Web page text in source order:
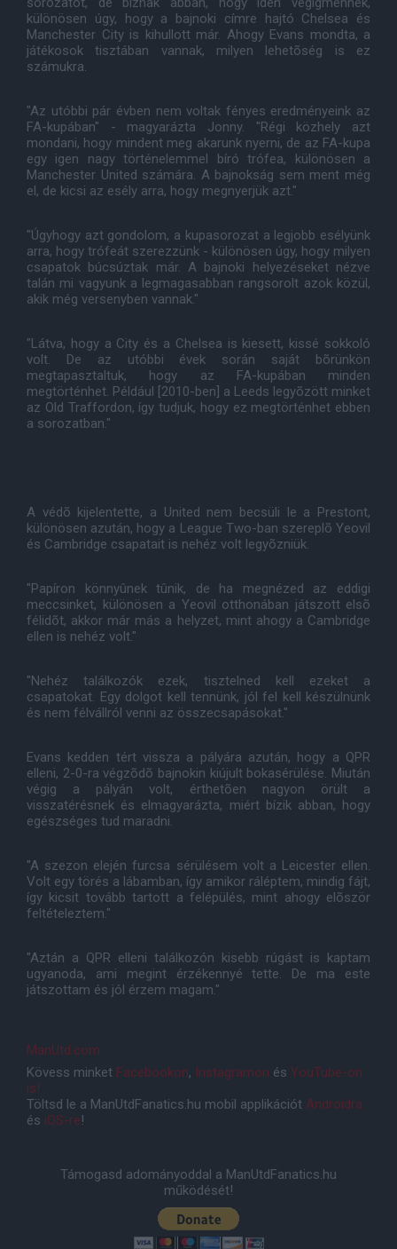
különösen úgy, hogy a bajnoki címre hajtó Chelsea és
Manchester City is kihullott már. Ahogy Evans mondta, a
játékosok tisztában vannak, milyen lehetõség is ez
számukra.
"Az utóbbi pár évben nem voltak fényes eredményeink az
FA-kupában" - magyarázta Jonny. "Régi közhely azt
mondani, hogy mindent meg akarunk nyerni, de az FA-kupa
egy igen nagy történelemmel bíró trófea, különösen a
Manchester United számára. A bajnokság sem ment még
el, de kicsi az esély arra, hogy megnyerjük azt."
"Úgyhogy azt gondolom, a kupasorozat a legjobb esélyünk
arra, hogy trófeát szerezzünk - különösen úgy, hogy milyen
csapatok búcsúztak már. A bajnoki helyezéseket nézve
talán mi vagyunk a legmagasabban rangsorolt azok közül,
akik még versenyben vannak."
"Látva, hogy a City és a Chelsea is kiesett, kissé sokkoló
volt. De az utóbbi évek során saját bõrünkön
megtapasztaltuk, hogy az FA-kupában minden
megtörténhet. Például [2010-ben] a Leeds legyõzött minket
az Old Traffordon, így tudjuk, hogy ez megtörténhet ebben
a sorozatban."
A védõ kijelentette, a United nem becsüli le a Prestont,
különösen azután, hogy a League Two-ban szereplõ Yeovil
és Cambridge csapatait is nehéz volt legyõzniük.
"Papíron könnyûnek tûnik, de ha megnézed az eddigi
meccsinket, különösen a Yeovil otthonában játszott elsõ
félidõt, akkor már más a helyzet, mint ahogy a Cambridge
ellen is nehéz volt."
"Nehéz találkozók ezek, tisztelned kell ezeket a
csapatokat. Egy dolgot kell tennünk, jól fel kell készülnünk
és nem félvállról venni az összecsapásokat."
Evans kedden tért vissza a pályára azután, hogy a QPR
elleni, 2-0-ra végzõdõ bajnokin kiújult bokasérülése. Miután
végig a pályán volt, érthetõen nagyon örült a
visszatérésnek és elmagyarázta, miért bízik abban, hogy
egészséges tud maradni.
"A szezon elején furcsa sérülésem volt a Leicester ellen.
Volt egy törés a lábamban, így amikor ráléptem, mindig fájt,
így kicsit tovább tartott a felépülés, mint ahogy elõször
feltételeztem."
"Aztán a QPR elleni találkozón kisebb rúgást is kaptam
ugyanoda, ami megint érzékennyé tette. De ma este
játszottam és jól érzem magam."
ManUtd.com
Kövess minket Facebookon, Instagramon és YouTube-on
is!
Töltsd le a ManUtdFanatics.hu mobil applikációt Androidra
és iOS-re!
Támogasd adományoddal a ManUtdFanatics.hu
működését!